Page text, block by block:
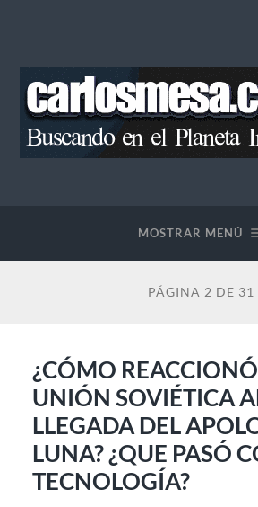
MOSTRAR MENÚ
PÁGINA 2 DE 31
¿CÓMO
UNIÓN SOVIÉTICA
LLEGADA DEL
LUNA? ¿QUE PASÓ
TECNOLOGÍA?